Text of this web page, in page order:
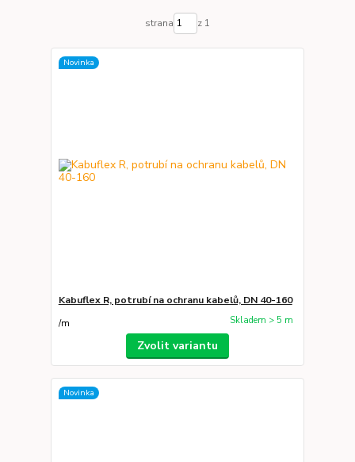
strana z 1
Novinka
Kabuflex R, potrubí na ochranu kabelů, DN 40-160
/m Skladem > 5 m
Zvolit variantu
Novinka